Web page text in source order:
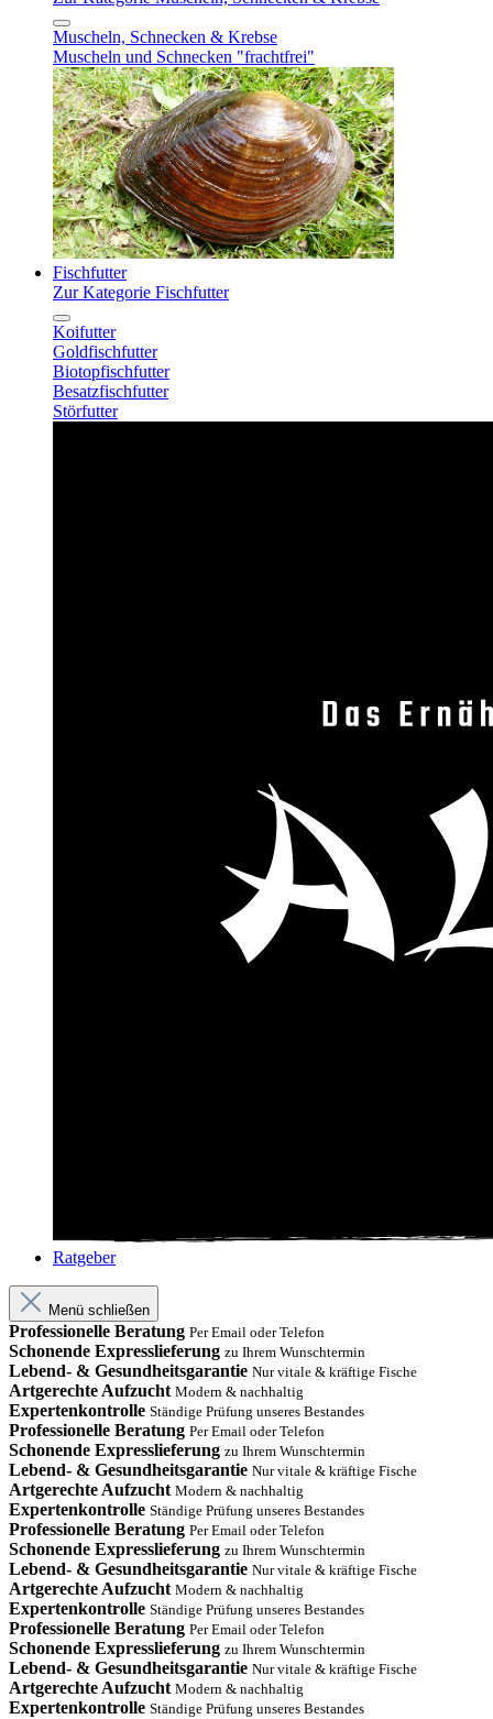
Muscheln, Schnecken & Krebse
Muscheln und Schnecken "frachtfrei"
Fischfutter
Zur Kategorie Fischfutter
Koifutter
Goldfischfutter
Biotopfischfutter
Besatzfischfutter
Störfutter
Ratgeber
Menü schließen
Professionelle Beratung Per Email oder Telefon
Schonende Expresslieferung zu Ihrem Wunschtermin
Lebend- & Gesundheitsgarantie Nur vitale & kräftige Fische
Artgerechte Aufzucht Modern & nachhaltig
Expertenkontrolle Ständige Prüfung unseres Bestandes
Professionelle Beratung Per Email oder Telefon
Schonende Expresslieferung zu Ihrem Wunschtermin
Lebend- & Gesundheitsgarantie Nur vitale & kräftige Fische
Artgerechte Aufzucht Modern & nachhaltig
Expertenkontrolle Ständige Prüfung unseres Bestandes
Professionelle Beratung Per Email oder Telefon
Schonende Expresslieferung zu Ihrem Wunschtermin
Lebend- & Gesundheitsgarantie Nur vitale & kräftige Fische
Artgerechte Aufzucht Modern & nachhaltig
Expertenkontrolle Ständige Prüfung unseres Bestandes
Professionelle Beratung Per Email oder Telefon
Schonende Expresslieferung zu Ihrem Wunschtermin
Lebend- & Gesundheitsgarantie Nur vitale & kräftige Fische
Artgerechte Aufzucht Modern & nachhaltig
Expertenkontrolle Ständige Prüfung unseres Bestandes